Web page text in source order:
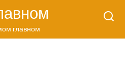
главном